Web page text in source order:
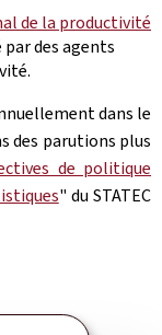
de la productivité
des agents
dans le
des parutions plus
de politique
" du STATEC